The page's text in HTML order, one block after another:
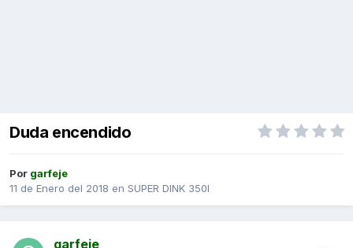
Duda encendido
Por garfeje
11 de Enero del 2018 en SUPER DINK 350I
garfeje